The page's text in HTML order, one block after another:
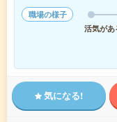
職場の様子
活気があ
気になる!